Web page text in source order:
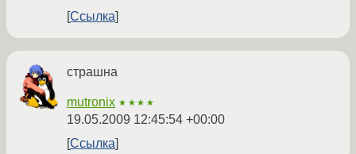
Ссылка
страшна
mutronix ★★★★
19.05.2009 12:45:54 +00:00
Ссылка